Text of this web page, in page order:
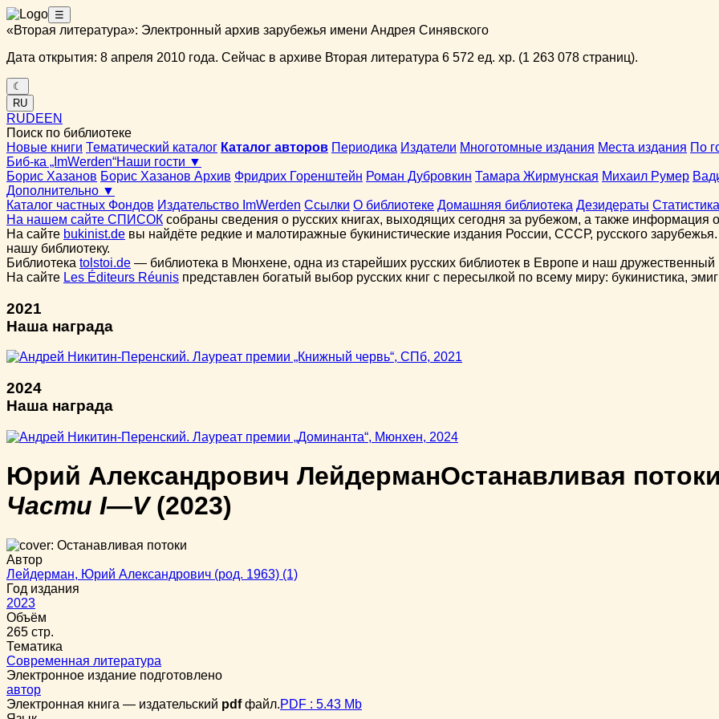
☰
«Вторая литература»: Электронный архив зарубежья имени Андрея Синявского
Дата открытия: 8 апреля 2010 года. Сейчас в архиве Вторая литература 6 572 ед. хр. (1 263 078 страниц).
☾
RU
RUDEEN
Поиск по библиотеке
Новые книги Тематический каталог Каталог авторов Периодика Издатели Многотомные издания Места издания По
Биб-ка „ImWerden“Наши гости ▼
Борис Хазанов Борис Хазанов Архив Фридрих Горенштейн Роман Дубровкин Тамара Жирмунская Михаил Румер
Дополнительно ▼
Каталог частных Фондов Издательство ImWerden Ссылки О библиотеке Домашняя библиотека Дезидераты Статистика
На нашем сайте СПИСОК собраны сведения о русских книгах, выходящих сегодня за рубежом, а также информация
На сайте bukinist.de вы найдёте редкие и малотиражные букинистические издания России, СССР, русского
нашу библиотеку.
Библиотека tolstoi.de — библиотека в Мюнхене, одна из старейших русских библиотек в Европе и наш дружественный
На сайте Les Éditeurs Réunis представлен богатый выбор русских книг с пересылкой по всему миру: букинистика,
2021
Наша награда
2024
Наша награда
Юрий Александрович ЛейдерманОстанавливая
Части I—V(2023)
Автор
Лейдерман, Юрий Александрович (род. 1963) (1)
Год издания
2023
Объём
265 стр.
Тематика
Современная литература
Электронное издание подготовлено
автор
Электронная книга — издательский pdfфайл.PDF : 5.43 Mb